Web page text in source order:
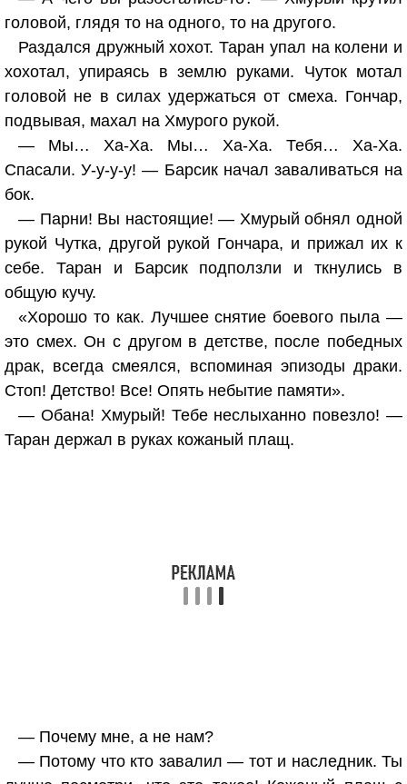
головой, глядя то на одного, то на другого.
Раздался дружный хохот. Таран упал на колени и
хохотал, упираясь в землю руками. Чуток мотал
головой не в силах удержаться от смеха. Гончар,
подвывая, махал на Хмурого рукой.
— Мы… Ха-Ха. Мы… Ха-Ха. Тебя… Ха-Ха.
Спасали. У-у-у-у! — Барсик начал заваливаться на
бок.
— Парни! Вы настоящие! — Хмурый обнял одной
рукой Чутка, другой рукой Гончара, и прижал их к
себе. Таран и Барсик подползли и ткнулись в
общую кучу.
«Хорошо то как. Лучшее снятие боевого пыла —
это смех. Он с другом в детстве, после победных
драк, всегда смеялся, вспоминая эпизоды драки.
Стоп! Детство! Все! Опять небытие памяти».
— Обана! Хмурый! Тебе неслыханно повезло! —
Таран держал в руках кожаный плащ.
— Почему мне, а не нам?
— Потому что кто завалил — тот и наследник. Ты